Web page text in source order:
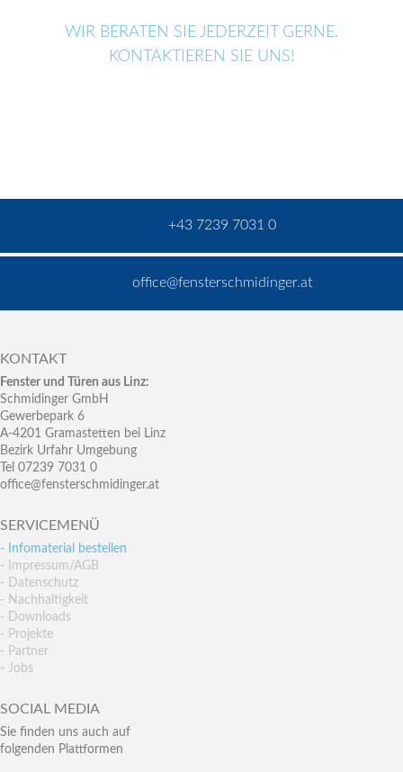
WIR BERATEN SIE JEDERZEIT GERNE.
KONTAKTIEREN SIE UNS!
+43 7239 7031 0
office@fensterschmidinger.at
KONTAKT
Fenster und Türen aus Linz:
Schmidinger GmbH
Gewerbepark 6
A-4201 Gramastetten bei Linz
Bezirk Urfahr Umgebung
Tel 07239 7031 0
office@fensterschmidinger.at
SERVICEMENÜ
- Infomaterial bestellen
- Impressum/AGB
- Datenschutz
- Nachhaltigkeit
- Downloads
- Projekte
- Partner
- Jobs
SOCIAL MEDIA
Sie finden uns auch auf
folgenden Plattformen